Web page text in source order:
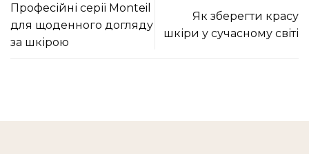
Професійні серії Monteil
для щоденного догляду
за шкірою
Як зберегти красу
шкіри у сучасному світі